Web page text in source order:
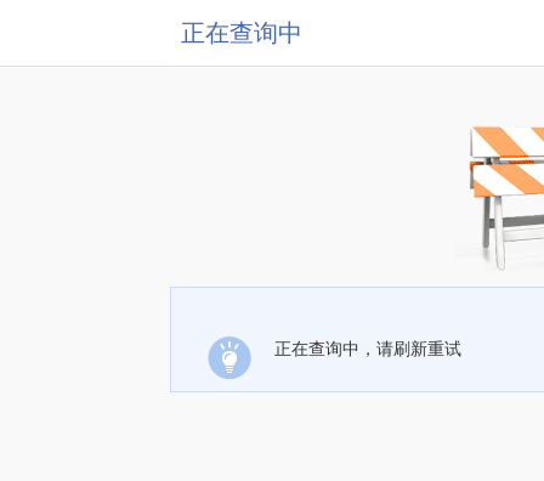
正在查询中
正在查询中，请刷新重试